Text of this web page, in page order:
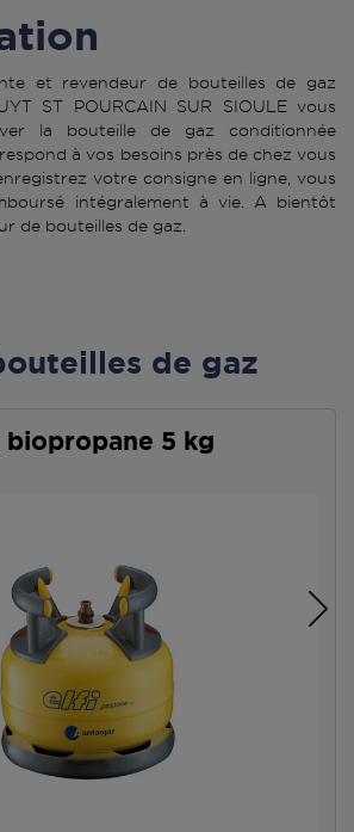
et revendeur de bouteilles de gaz
ST POURCAIN SUR SIOULE vous
la bouteille de gaz conditionnée
à vos besoins près de chez vous
votre consigne en ligne, vous
intégralement à vie. A bientôt
de bouteilles de gaz.
de gaz
biopropane 5 kg